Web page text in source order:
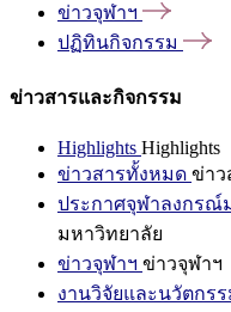
ข่าวจุฬาฯ
ปฏิทินกิจกรรม
ข่าวสารและกิจกรรม
Highlights Highlights
ข่าวสารทั้งหมด ข่าว
ประกาศจุฬาลงกรณ์
มหาวิทยาลัย
ข่าวจุฬาฯ ข่าวจุฬาฯ
งานวิจัยและนวัตกรร